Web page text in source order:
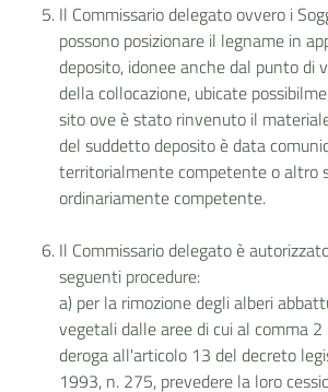
Il Commissario delegato ovvero i
possono posizionare il legname in
deposito, idonee anche dal punto di
della collocazione, ubicate
sito ove è stato rinvenuto il
del suddetto deposito è data
territorialmente competente o altro
ordinariamente competente.
Il Commissario delegato è
seguenti procedure:
a) per la rimozione degli alberi
vegetali dalle aree di cui al comma 2
deroga all'articolo 13 del decreto
1993, n. 275, prevedere la loro